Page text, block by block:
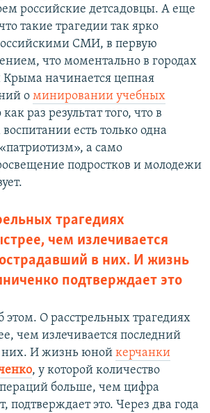
российские детсадовцы. А еще
такие трагедии так ярко
СМИ, в первую
что моментально в городах
Крыма начинается цепная
о минировании учебных
как раз результат того, что в
есть только одна
а само
подростков и молодежи
трагедиях
чем излечивается
в них. И жизнь
подтверждает это
этом. О расстрельных трагедиях
чем излечивается последний
них. И жизнь юной керчанки
, у которой количество
больше, чем цифра
подтверждает это. Через два года